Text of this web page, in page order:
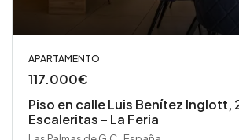
APARTAMENTO
117.000€
Piso en calle Luis Benítez Inglott,
Escaleritas – La Feria